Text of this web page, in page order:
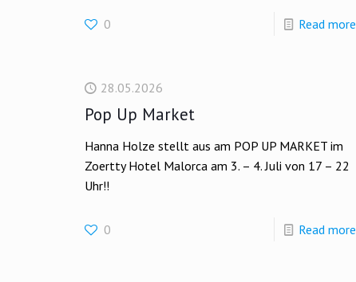
0 Read more
28.05.2026
Pop Up Market
Hanna Holze stellt aus am POP UP MARKET im
Zoertty Hotel Malorca am 3. – 4. Juli von 17 – 22
Uhr!!
0 Read more